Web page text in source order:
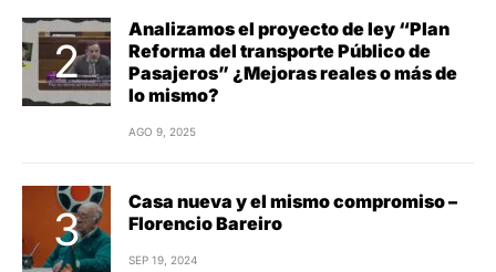
Analizamos el proyecto de ley “Plan
Reforma del transporte Público de
Pasajeros” ¿Mejoras reales o más de
lo mismo?
AGO 9, 2025
Casa nueva y el mismo compromiso –
Florencio Bareiro
SEP 19, 2024